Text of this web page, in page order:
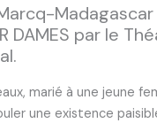
DAMES par le
marié à une jeune
une existence